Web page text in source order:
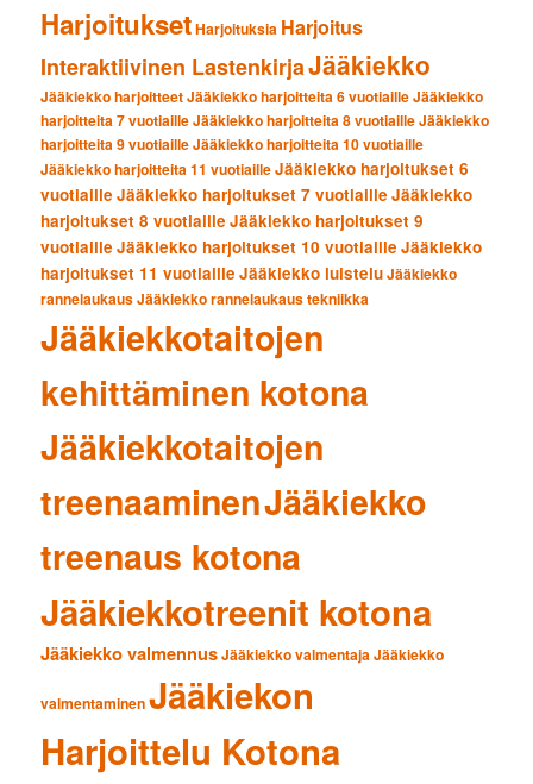
HarjoituksetHarjoituksia Harjoitus
Interaktiivinen LastenkirjaJääkiekko
Jääkiekko harjoitteetJääkiekko harjoitteita 6 vuotiailleJääkiekko
harjoitteita 7 vuotiailleJääkiekko harjoitteita 8 vuotiailleJääkiekko
harjoitteita 9 vuotiailleJääkiekko harjoitteita 10 vuotiaille
Jääkiekko harjoitteita 11 vuotiailleJääkiekko harjoitukset 6
vuotiaille Jääkiekko harjoitukset 7 vuotiaille Jääkiekko
harjoitukset 8 vuotiaille Jääkiekko harjoitukset 9
vuotiaille Jääkiekko harjoitukset 10 vuotiaille Jääkiekko
harjoitukset 11 vuotiaille Jääkiekko luisteluJääkiekko
rannelaukausJääkiekko rannelaukaus tekniikka
Jääkiekkotaitojen
kehittäminen kotona
Jääkiekkotaitojen
treenaaminenJääkiekko
treenaus kotona
Jääkiekkotreenit kotona
Jääkiekko valmennusJääkiekko valmentajaJääkiekko
valmentaminenJääkiekon
Harjoittelu Kotona